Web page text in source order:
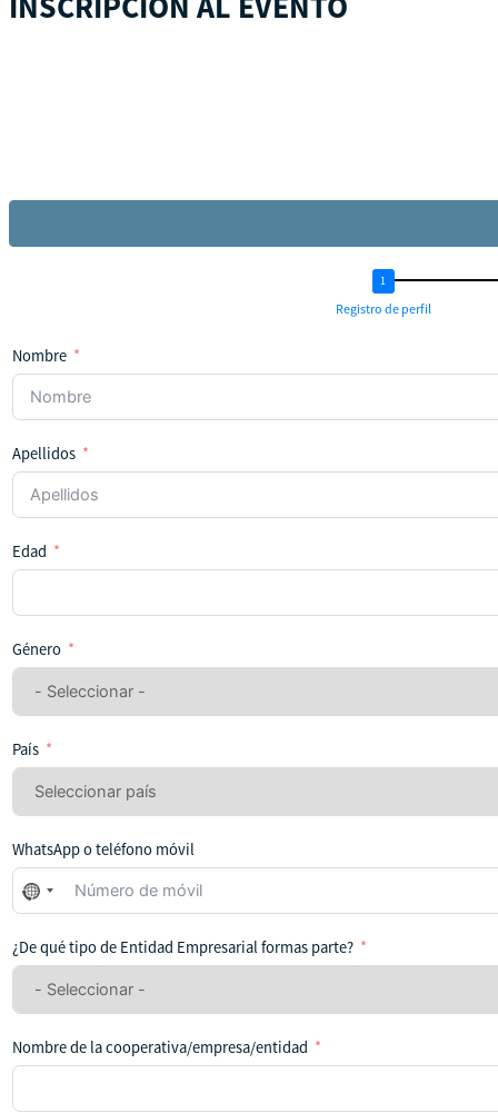
Registro de perfil
Nombre
Apellidos
Edad
Género
País
WhatsApp o teléfono móvil
No
se
seleccionado
ningún
¿De qué tipo de Entidad Empresarial formas parte?
Nombre de la cooperativa/empresa/entidad